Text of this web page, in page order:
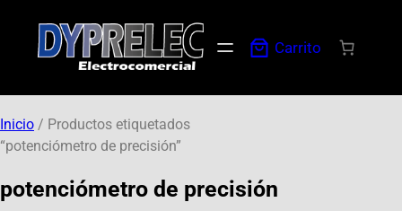
Carrito
Inicio / Productos etiquetados
“potenciómetro de precisión”
potenciómetro de precisión